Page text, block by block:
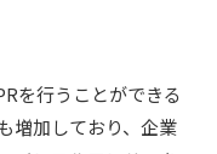
を行うことができる
増加しており、企業